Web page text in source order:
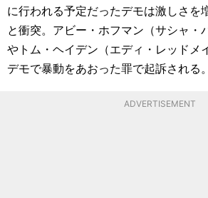
に行われる予定だったデモは激しさを
と衝突。アビー・ホフマン（サシャ・
やトム・ヘイデン（エディ・レッドメ
デモで暴動をあおった罪で起訴される。
ADVERTISEMENT